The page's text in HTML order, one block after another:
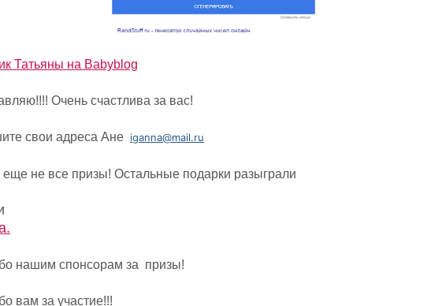
Татьяны на Babyblog
Очень счастлива за вас!
свои адреса Ане iganna@mail.ru
еще не все призы! Остальные подарки разыграли
нашим спонсорам за призы!
вам за участие!!!